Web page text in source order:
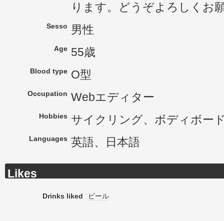
ります。どうぞよろしくお
Sesso 男性
Age 55歳
Blood type O型
Occupation Webエディター
Hobbies サイクリング、ボディボー
Languages 英語、日本語
Likes
Drinks liked ビール